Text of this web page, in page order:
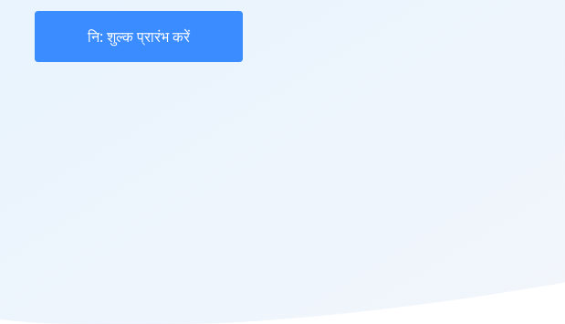
नि: शुल्क प्रारंभ करें